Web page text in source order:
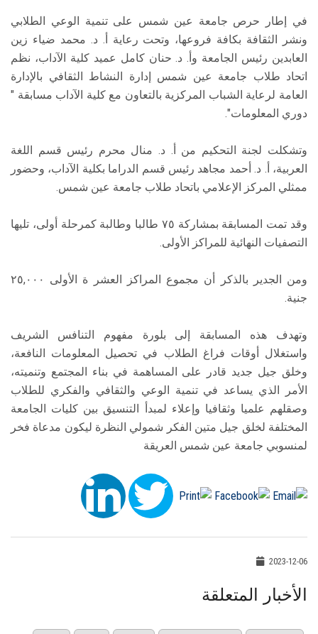
في إطار حرص جامعة عين شمس على تنمية الوعي الطلابي
ونشر الثقافة بكافة فروعها، وتحت رعاية أ. د. محمد ضياء زين
العابدين رئيس الجامعة وأ. د. حنان كامل عميد كلية الآداب، نظم
اتحاد طلاب جامعة عين شمس إدارة النشاط الثقافي بالإدارة
العامة لرعاية الشباب المركزية بالتعاون مع كلية الآداب مسابقة "
دوري المعلومات".
وتشكلت لجنة التحكيم من أ. د. منال محرم رئيس قسم اللغة
العربية، أ. د. أحمد مجاهد رئيس قسم الدراما بكلية الآداب، وحضور
ممثلي المركز الإعلامي باتحاد طلاب جامعة عين شمس.
وقد تمت المسابقة بمشاركة ٧٥ طالبا وطالبة كمرحلة أولى، تليها
التصفيات النهائية للمراكز الأولى.
ومن الجدير بالذكر أن مجموع المراكز العشر ة الأولى ٢٥,٠٠٠
جنية.
وتهدف هذه المسابقة إلى بلورة مفهوم التنافس الشريف
واستغلال أوقات فراغ الطلاب في تحصيل المعلومات النافعة،
وخلق جيل جديد قادر على المساهمة في بناء المجتمع وتنميته،
الأمر الذي يساعد في تنمية الوعي والثقافي والفكري للطلاب
وصقلهم علميا وثقافيا وإعلاء لمبدأ التنسيق بين كليات الجامعة
المختلفة لخلق جيل متين الفكر شمولي النظرة ليكون مدعاة فخر
لمنسوبي جامعة عين شمس العريقة
2023-12-06
الأخبار المتعلقة